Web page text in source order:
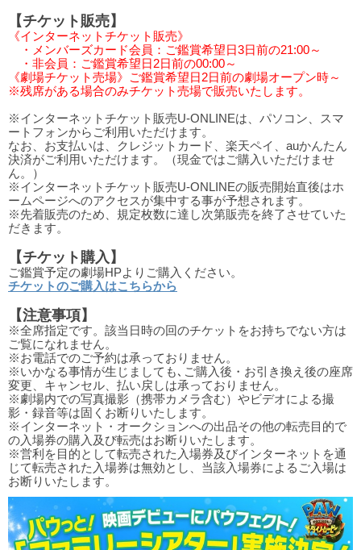
【チケット販売】
《インターネットチケット販売》
・メンバーズカード会員：ご鑑賞希望日3日前の21:00～
・非会員：ご鑑賞希望日2日前の00:00～
《劇場チケット売場》ご鑑賞希望日2日前の劇場オープン時～
※残席がある場合のみチケット売場で販売いたします。
※インターネットチケット販売U-ONLINEは、パソコン、スマ
ートフォンからご利用いただけます。
なお、お支払いは、クレジットカード、楽天ペイ、auかんたん
決済がご利用いただけます。（現金ではご購入いただけませ
ん。）
※インターネットチケット販売U-ONLINEの販売開始直後はホ
ームページへのアクセスが集中する事が予想されます。
※先着販売のため、規定枚数に達し次第販売を終了させていた
だきます。
【チケット購入】
ご鑑賞予定の劇場HPよりご購入ください。
チケットのご購入はこちらから
【注意事項】
※全席指定です。該当日時の回のチケットをお持ちでない方は
ご覧になれません。
※お電話でのご予約は承っておりません。
※いかなる事情が生じましても､ご購入後・お引き換え後の座席
変更、キャンセル、払い戻しは承っておりません。
※劇場内での写真撮影（携帯カメラ含む）やビデオによる撮
影・録音等は固くお断りいたします。
※インターネット・オークションへの出品その他の転売目的で
の入場券の購入及び転売はお断りいたします。
※営利を目的として転売された入場券及びインターネットを通
じて転売された入場券は無効とし、当該入場券によるご入場は
お断りいたします。